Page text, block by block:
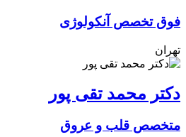
فوق تخصص آنکولوژی
تهران
دکتر محمد تقی پور
متخصص قلب و عروق